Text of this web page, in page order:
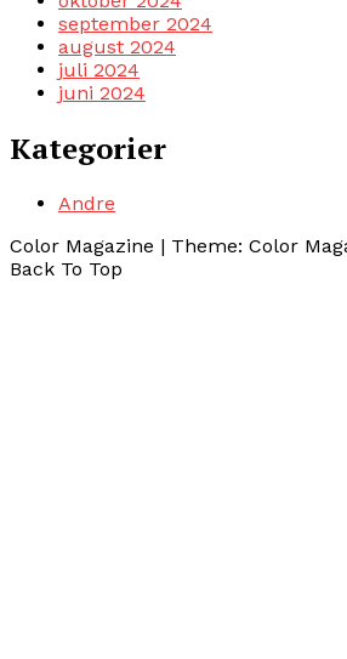
september 2024
august 2024
juli 2024
juni 2024
Kategorier
Andre
Color Magazine | Theme: Color
Back To Top